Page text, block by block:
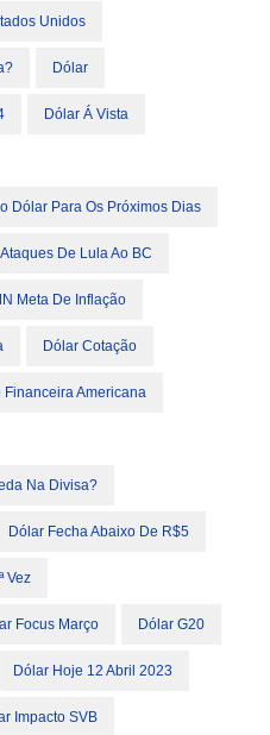
Unidos
Dólar
Dólar Á Vista
Dólar Para Os Próximos Dias
De Lula Ao BC
Meta De Inflação
Dólar Cotação
Financeira Americana
Na Divisa?
Dólar Fecha Abaixo De R$5
Vez
Focus Março Dólar G20
Dólar Hoje 12 Abril 2023
Impacto SVB